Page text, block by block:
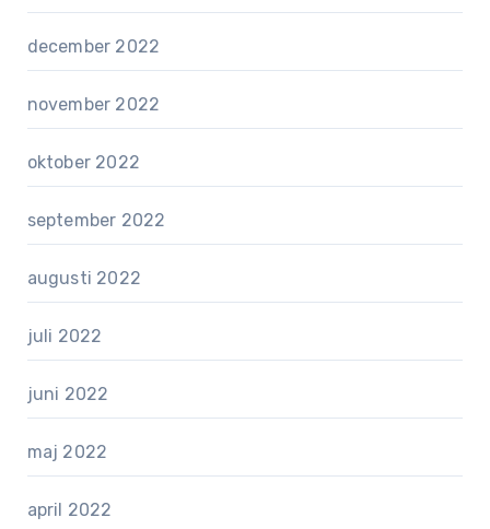
december 2022
november 2022
oktober 2022
september 2022
augusti 2022
juli 2022
juni 2022
maj 2022
april 2022